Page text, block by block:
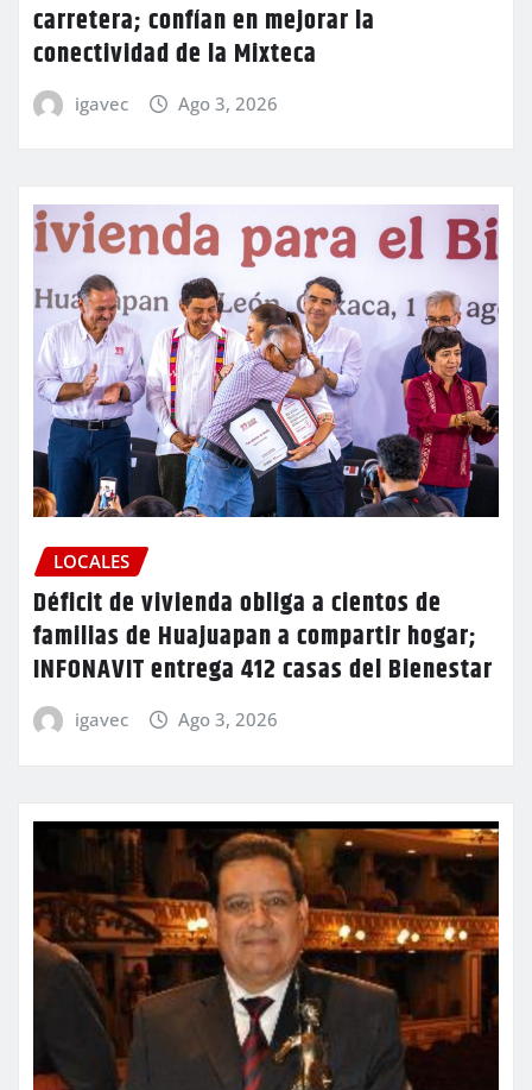
carretera; confían en mejorar la
conectividad de la Mixteca
igavec Ago 3, 2026
LOCALES
Déficit de vivienda obliga a cientos de
familias de Huajuapan a compartir hogar;
INFONAVIT entrega 412 casas del Bienestar
igavec Ago 3, 2026